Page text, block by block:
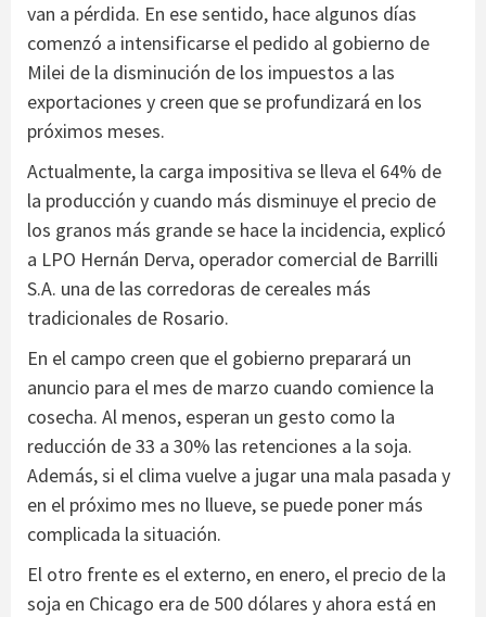
van a pérdida. En ese sentido, hace algunos días
comenzó a intensificarse el pedido al gobierno de
Milei de la disminución de los impuestos a las
exportaciones y creen que se profundizará en los
próximos meses.
Actualmente, la carga impositiva se lleva el 64% de
la producción y cuando más disminuye el precio de
los granos más grande se hace la incidencia, explicó
a LPO Hernán Derva, operador comercial de Barrilli
S.A. una de las corredoras de cereales más
tradicionales de Rosario.
En el campo creen que el gobierno preparará un
anuncio para el mes de marzo cuando comience la
cosecha. Al menos, esperan un gesto como la
reducción de 33 a 30% las retenciones a la soja.
Además, si el clima vuelve a jugar una mala pasada y
en el próximo mes no llueve, se puede poner más
complicada la situación.
El otro frente es el externo, en enero, el precio de la
soja en Chicago era de 500 dólares y ahora está en